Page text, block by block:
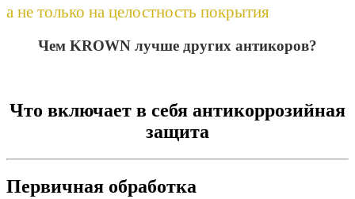
а не только на целостность покрытия
Чем KROWN лучше других антикоров?
Что включает в себя антикоррозийная
защита
Первичная обработка